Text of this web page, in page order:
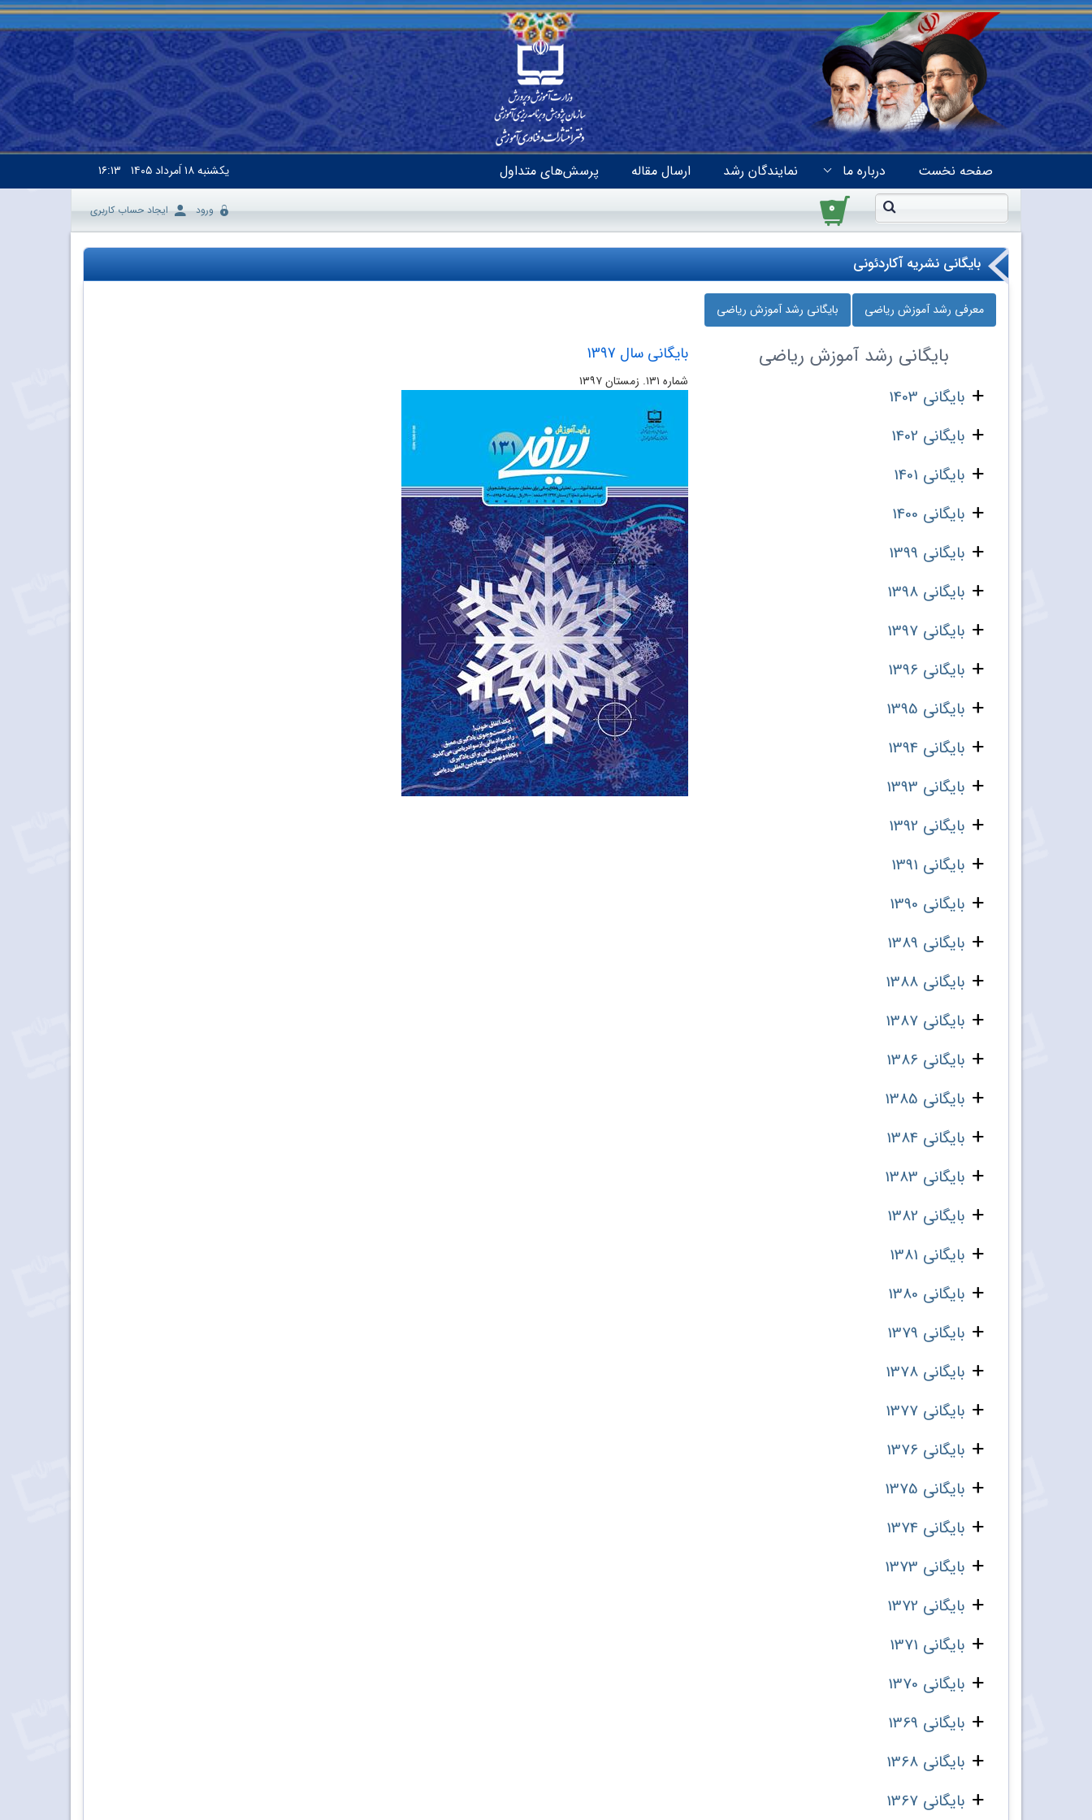
صفحه نخست درباره ما نمایندگان رشد ارسال مقاله پرسش‌های متداول یکشنبه۱۸ اَمرداد ۱۴۰۵ ۱۶:۱۳
۰ ورود ایجاد حساب کاربری
بایگانی نشریه آکاردئونی
معرفی رشد آموزش ریاضی بایگانی رشد آموزش ریاضی
بایگانی رشد آموزش ریاضی
بایگانی 1403
بایگانی 1402
بایگانی 1401
بایگانی 1400
بایگانی 1399
بایگانی 1398
بایگانی 1397
بایگانی 1396
بایگانی 1395
بایگانی 1394
بایگانی 1393
بایگانی 1392
بایگانی 1391
بایگانی 1390
بایگانی 1389
بایگانی 1388
بایگانی 1387
بایگانی 1386
بایگانی 1385
بایگانی 1384
بایگانی 1383
بایگانی 1382
بایگانی 1381
بایگانی 1380
بایگانی 1379
بایگانی 1378
بایگانی 1377
بایگانی 1376
بایگانی 1375
بایگانی 1374
بایگانی 1373
بایگانی 1372
بایگانی 1371
بایگانی 1370
بایگانی 1369
بایگانی 1368
بایگانی 1367
بایگانی سال 1397
شماره ۱۳۱. زمستان ۱۳۹۷